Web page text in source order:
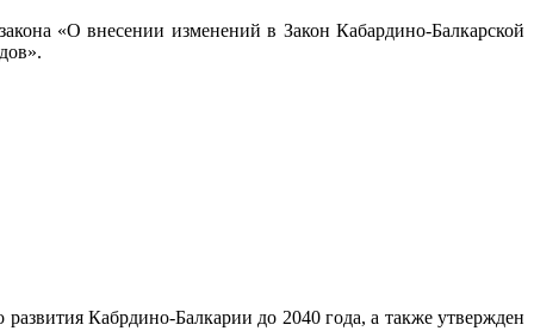
«О внесении изменений в Закон Кабардино-Балкарской
Кабрдино-Балкарии до 2040 года, а также утвержден